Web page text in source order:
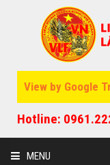
View by Google
Hotline:
MENU